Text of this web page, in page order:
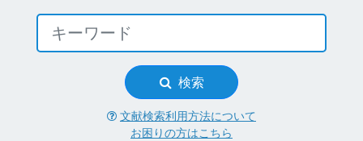
検索
文献検索利用方法について
お困りの方はこちら